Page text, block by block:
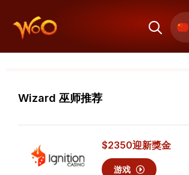
Wizard 巫师推荐
$2350迎新獎金
游戏